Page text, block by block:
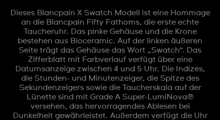
Dieses Blancpain X Swatch Modell ist eine Hommage
an die Blancpain Fifty Fathoms, die erste echte
Taucheruhr. Das pinke Gehäuse und die Krone
bestehen aus Bioceramic. Auf der linken äußeren
Seite trägt das Gehäuse das Wort „Swatch“. Das
Zifferblatt mit Farbverlauf verfügt über eine
Datumsanzeige zwischen 4 und 5 Uhr. Die Indizes,
die Stunden- und Minutenzeiger, die Spitze des
Sekundenzeigers sowie die Taucherskala auf der
Lünette sind mit Grade A Super-LumiNova®
versehen, das hervorragendes Ablesen bei
Dunkelheit gewährleistet. Außerdem verfügt die Uhr